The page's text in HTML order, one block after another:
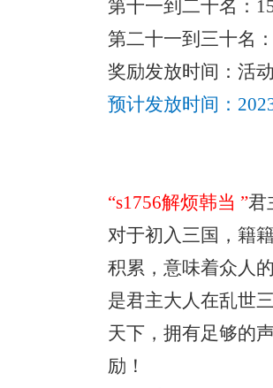
第十一到二十名：
第二十一到三十名
奖励发放时间：活
预计发放时间：
“s1756解烦韩当”君
对于初入三国，籍
积累，意味着众人
是君主大人在乱世
天下，拥有足够的
励！